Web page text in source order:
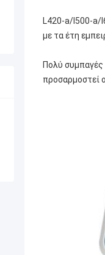
L420-a/l500-a/
με τα έτη
Πολύ συμπαγές
προσαρμοστεί